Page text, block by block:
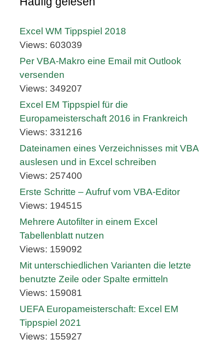
Excel WM Tippspiel 2018
Views: 603039
Per VBA-Makro eine Email mit Outlook
versenden
Views: 349207
Excel EM Tippspiel für die
Europameisterschaft 2016 in Frankreich
Views: 331216
Dateinamen eines Verzeichnisses mit VBA
auslesen und in Excel schreiben
Views: 257400
Erste Schritte – Aufruf vom VBA-Editor
Views: 194515
Mehrere Autofilter in einem Excel
Tabellenblatt nutzen
Views: 159092
Mit unterschiedlichen Varianten die letzte
benutzte Zeile oder Spalte ermitteln
Views: 159081
UEFA Europameisterschaft: Excel EM
Tippspiel 2021
Views: 155927